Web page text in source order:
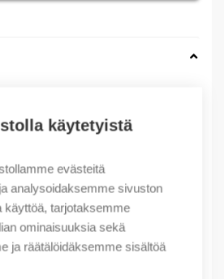
käytetyistä
evästeitä
analysoidaksemme sivuston
käyttöä, tarjotaksemme
ominaisuuksia sekä
ja räätälöidäksemme sisältöä
140MC2EC10
140M-C2E-C10